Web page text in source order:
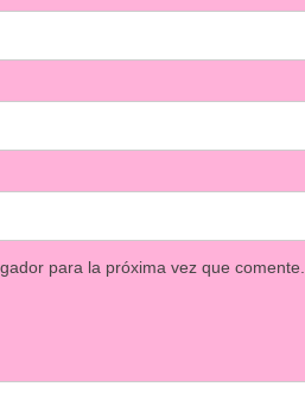
para la próxima vez que comente.